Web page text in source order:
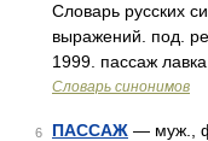
Словарь русских
выражений. под.
1999. пассаж
Словарь синонимов
6 ПАССАЖ — муж.,